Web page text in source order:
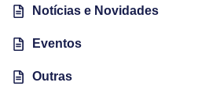
Notícias e Novidades
Eventos
Outras